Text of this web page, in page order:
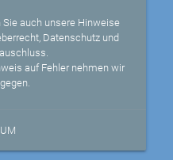
Sie auch unsere Hinweise
Datenschutz und
auf Fehler nehmen wir